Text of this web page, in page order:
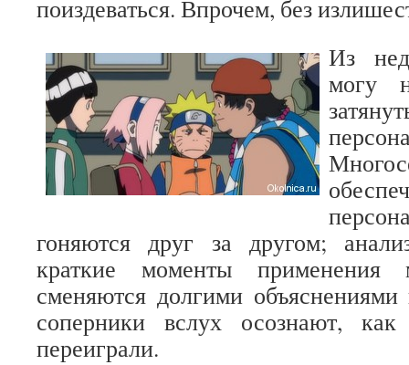
поиздеваться. Впрочем, без
Из
могу
гоняются друг за другом;
краткие моменты применения
сменяются долгими объяснениями
соперники вслух осознают,
переиграли.